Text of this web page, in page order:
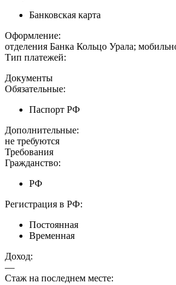
Банковская карта
Оформление:
отделения Банка Кольцо Урала;
Тип платежей:
Документы
Обязательные:
Паспорт РФ
Дополнительные:
не требуются
Требования
Гражданство:
РФ
Регистрация в РФ:
Постоянная
Временная
Доход:
—
Стаж на последнем месте: